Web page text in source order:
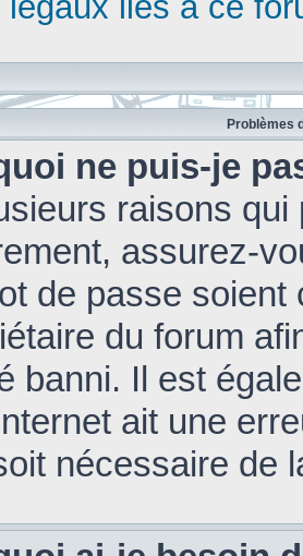
Problèmes
ne puis-je
raisons
assurez-
de passe soient
du forum
banni. Il est
ait une
nécessaire de